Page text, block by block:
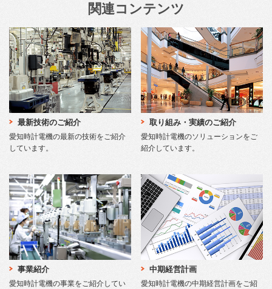
関連コンテンツ
最新技術のご紹介
愛知時計電機の最新の技術をご紹介
しています。
取り組み・実績のご紹介
愛知時計電機のソリューションをご
紹介しています。
事業紹介
愛知時計電機の事業をご紹介してい
中期経営計画
愛知時計電機の中期経営計画をご紹